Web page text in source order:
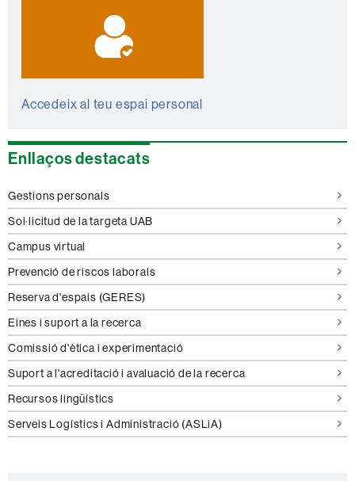
Accedeix al teu espai personal
Enllaços destacats
Gestions personals
Sol·licitud de la targeta UAB
Campus virtual
Prevenció de riscos laborals
Reserva d'espais (GERES)
Eines i suport a la recerca
Comissió d'ètica i experimentació
Suport a l'acreditació i avaluació de la recerca
Recursos lingüístics
Serveis Logístics i Administració (ASLiA)